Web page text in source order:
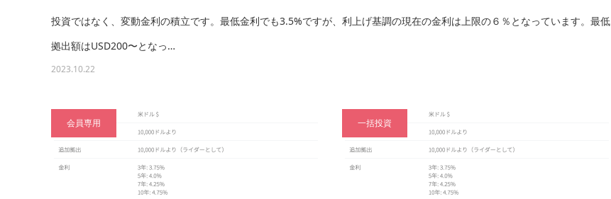
投資ではなく、変動金利の積立です。最低金利でも3.5%ですが、利上げ基調の現在の金利は上限の６％となっています。最低
拠出額はUSD200〜となっ…
2023.10.22
会員専用 一括投資